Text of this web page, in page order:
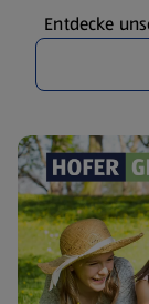
Entdecke